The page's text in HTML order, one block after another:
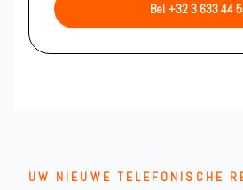
Bel +32 3 633 44
UW NIEUWE TELEFONISCHE